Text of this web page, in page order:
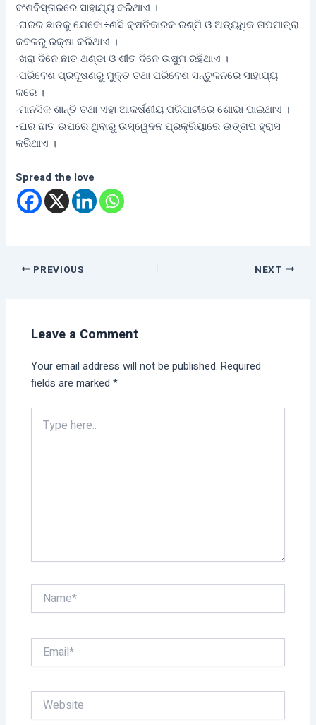
ବଂଶବିସ୍ତାରରେ ସାହାଯ୍ୟ କରିଥାଏ ।
-ଘରର ଛାତକୁ ଯେକୋ÷ଣସି କ୍ଷତିକାରକ ରଶ୍ମି ଓ ଅତ୍ୟଧିକ ତାପମାତ୍ରା
କବଳରୁ ରକ୍ଷା କରିଥାଏ ।
-ଖରା ଦିନେ ଛାତ ଥଣ୍ଡା ଓ ଶୀତ ଦିନେ ଉଷୁମ ରହିଥାଏ ।
-ପରିବେଶ ପ୍ରଦୂଷଣରୁ ମୁକ୍ତ ତଥା ପରିବେଶ ସନ୍ତୁଳନରେ ସାହାଯ୍ୟ
କରେ ।
-ମାନସିକ ଶାନ୍ତି ତଥା ଏହା ଆକର୍ଷଣୀୟ ପରିପାଟୀରେ ଶୋଭା ପାଇଥାଏ ।
-ଘର ଛାତ ଉପରେ ଥିବାରୁ ଉସ୍ୱେଦନ ପ୍ରକ୍ରିୟାରେ ଉତ୍ତାପ ହ୍ରାସ
କରିଥାଏ ।
Spread the love
PREVIOUS NEXT
Leave a Comment
Your email address will not be published. Required
fields are marked*
here..
Name*
Email*
Website